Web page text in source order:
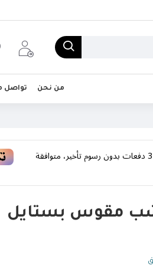
من نحن تواصل
3دفعات بدون رسوم تأخير، متوافقة
مقوس بستايل